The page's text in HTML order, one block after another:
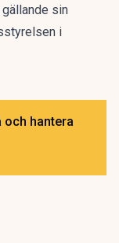
sin
i
och hantera